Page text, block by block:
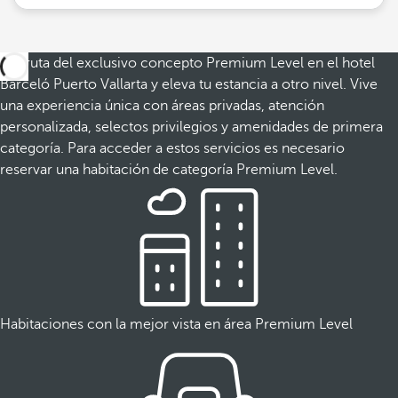
Disfruta del exclusivo concepto Premium Level en el hotel
Barceló Puerto Vallarta y eleva tu estancia a otro nivel. Vive
una experiencia única con áreas privadas, atención
personalizada, selectos privilegios y amenidades de primera
categoría. Para acceder a estos servicios es necesario
reservar una habitación de categoría Premium Level.
Habitaciones con la mejor vista en área Premium Level